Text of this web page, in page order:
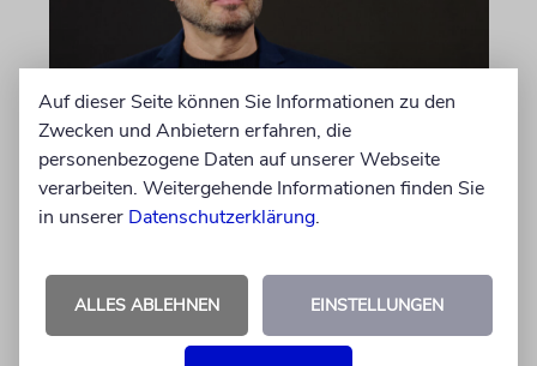
MEINUNG
Wie Georg Restle die
Glaubwürdigkeit des ÖRR
Nach dem X-Post des Journalisten hat sich
Felix Schotland, Vorstand der Synagogen-
Gemeinde Köln, an WDR-
Auf dieser Seite können Sie Informationen zu den
Zwecken und Anbietern erfahren, die
personenbezogene Daten auf unserer Webseite
verarbeiten. Weitergehende Informationen finden Sie
in unserer Datenschutzerklärung.
ALLES ABLEHNEN EINSTELLUNGEN